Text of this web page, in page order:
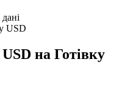
USD
на Готівку